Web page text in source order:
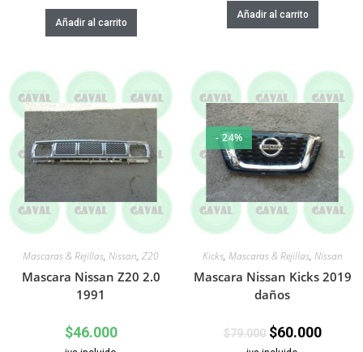
Añadir al carrito
Añadir al carrito
Mascaras & Rejillas, Nissan, Z20
Mascara Nissan Z20 2.0
1991
$46.000
- 24%
Kicks, Mascaras & Rejillas, Nissan
Mascara Nissan Kicks 2019
daños
$79.000 $60.000